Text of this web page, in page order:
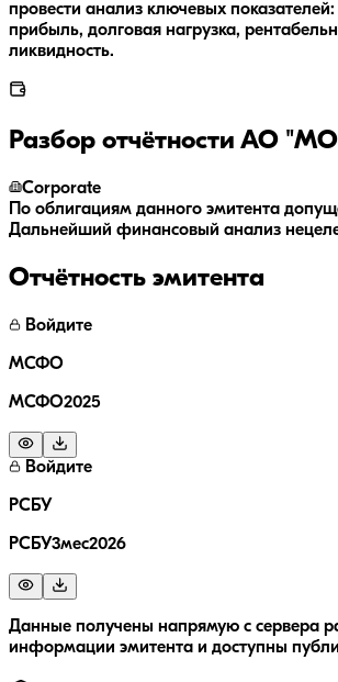
провести анализ ключевых
прибыль, долговая нагрузка,
ликвидность.
Разбор отчётности АО
Corporate
По облигациям данного эмитента
Дальнейший финансовый анализ
Отчётность эмитента
Войдите
МСФО
МСФО2025
Войдите
РСБУ
РСБУ3мес2026
Данные получены напрямую с сервера
информации эмитента и доступны